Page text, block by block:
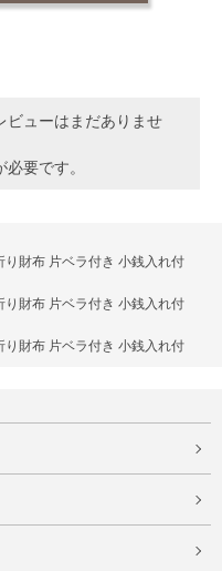
ビューはまだありませ
必要です。
り財布 片ベラ付き 小銭入れ付
り財布 片ベラ付き 小銭入れ付
り財布 片ベラ付き 小銭入れ付